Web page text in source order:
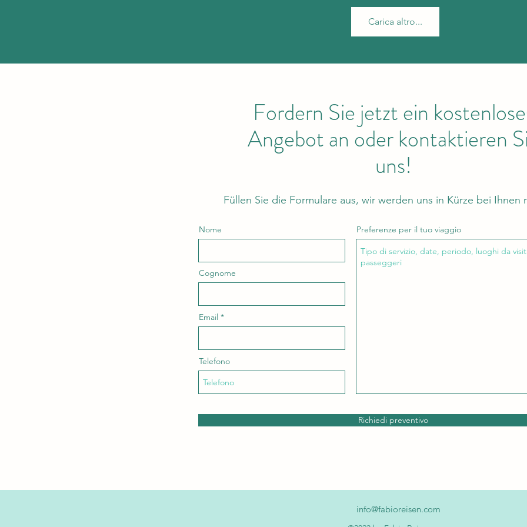
Carica altro...
Fordern Sie jetzt ein
Angebot an oder kontaktieren
uns!
Füllen Sie die Formulare aus, wir werden uns in Kürze bei Ihnen
Nome
Cognome
Email
Telefono
Preferenze per il tuo viaggio
Richiedi preventivo
info@fabioreisen.com